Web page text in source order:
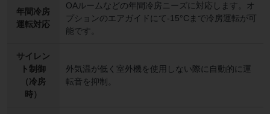
年間冷房
運転対応
OAルームなどの年間冷房ニーズに対応します。オ
プションのエアガイドにて-15°Cまで冷房運転が可
能です。
サイレン
ト制御
（冷房
時）
外気温が低く室外機を使用しない際に自動的に運
転音を抑制。